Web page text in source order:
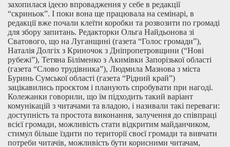
захопилася ідеєю впровадження у себе в редакції
“скриньок”. І поки вона ще працювала на семінарі, в
редакції вже почали клеїти коробки та розвозити по громаді
для збору запитань. Редакторки Ольга Найдьонова зі
Сватового, що на Луганщині (газета “Голос громади”),
Наталія Долгіх з Криночок з Дніпропетровщини (“Нові
рубежі”), Тетяна Біліменко з Акимівки Запорізької області
(газета “Слово трудівника”), Людмила Мазнова з міста
Буринь Сумської області (газета “Рідний край”)
зацікавились проєктом і планують спробувати при нагоді.
Колежанки говорили, що їм підходить такий варіант
комунікацій з читачами та владою, і називали такі переваги:
доступність та простота виконання, залучення до співпраці
всієї громади, можливість стати відкритим майданчиком,
стимул більше їздити по території своєї громади та вивчати
потреби читачів, можливість бути корисними читачам,